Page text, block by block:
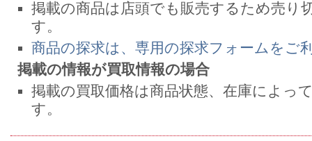
掲載の商品は店頭でも販売するため売り
す。
商品の探求は、専用の探求フォームをご
掲載の情報が買取情報の場合
掲載の買取価格は商品状態、在庫によっ
す。